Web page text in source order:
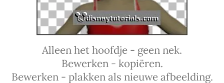
Alleen het hoofdje - geen nek.
Bewerken - kopiëren.
Bewerken - plakken als nieuwe afbeelding.